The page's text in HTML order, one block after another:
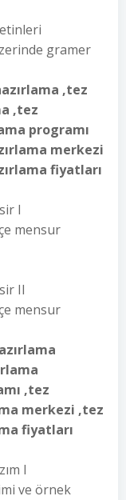
gramer
,tez
,tez
programı
merkezi
fiyatları
I
mensur
II
mensur
,tez
merkezi ,tez
fiyatları
I
ve örnek